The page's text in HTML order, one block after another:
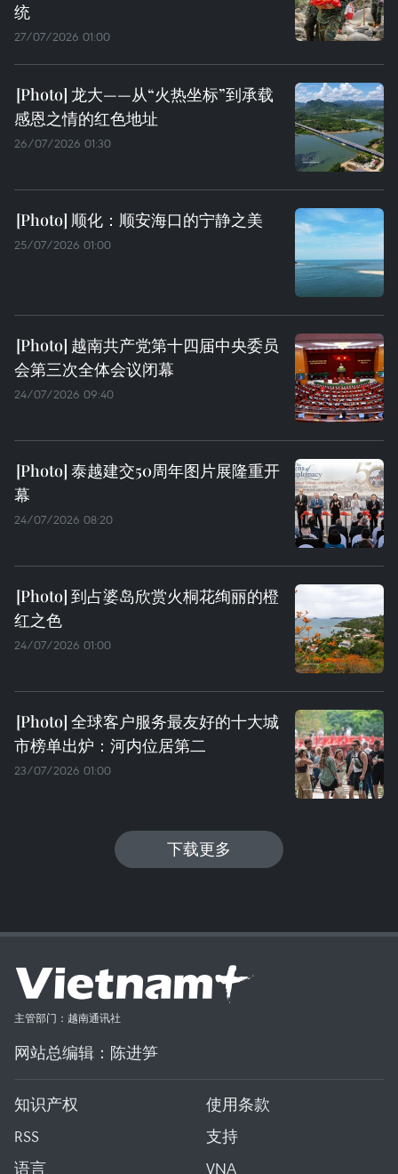
统
27/07/2026 01:00
龙大——从“火热坐标”到承载
感恩之情的红色地址
26/07/2026 01:30
顺化：顺安海口的宁静之美
25/07/2026 01:00
越南共产党第十四届中央委员
会第三次全体会议闭幕
24/07/2026 09:40
泰越建交50周年图片展隆重开
幕
24/07/2026 08:20
到占婆岛欣赏火桐花绚丽的橙
红之色
24/07/2026 01:00
全球客户服务最友好的十大城
市榜单出炉：河内位居第二
23/07/2026 01:00
下载更多
主管部门：越南通讯社
网站总编辑：陈进笋
知识产权
使用条款
RSS
支持
语言
VNA